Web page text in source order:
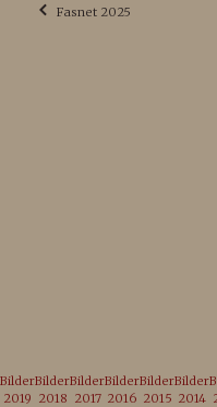
Fasnet 2025
Bilder
2019
Bilder
2018
Bilder
2017
Bilder
2016
Bilder
2015
Bilder
2014